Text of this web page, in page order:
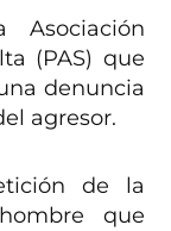
(PAS) que
denuncia
agresor.
de la
que